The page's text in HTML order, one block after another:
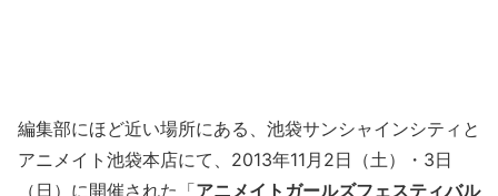
編集部にほど近い場所にある、池袋サンシャインシティと
アニメイト池袋本店にて、2013年11月2日（土）・3日
（日）に開催された「アニメイトガールズフェスティバル